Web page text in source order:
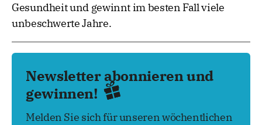
Gesundheit und gewinnt im besten Fall viele
unbeschwerte Jahre.
Newsletter abonnieren und
gewinnen!
Melden Sie sich für unseren wöchentlichen